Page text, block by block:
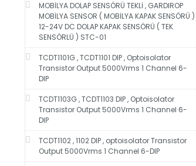
MOBİLYA DOLAP SENSÖRÜ TEKLİ , GARDIROP
MOBİLYA SENSOR ( MOBİLYA KAPAK SENSÖRÜ )
12-24V DC DOLAP KAPAK SENSÖRÜ ( TEK
SENSÖRLÜ ) STC-01
TCDT1101G , TCDT1101 DIP , Optoisolator
Transistor Output 5000Vrms 1 Channel 6-
DIP
TCDT1103G , TCDT1103 DIP , Optoisolator
Transistor Output 5000Vrms 1 Channel 6-
DIP
TCDT1102 , 1102 DIP , optoisolator Transistor
Output 5000Vrms 1 Channel 6-DIP